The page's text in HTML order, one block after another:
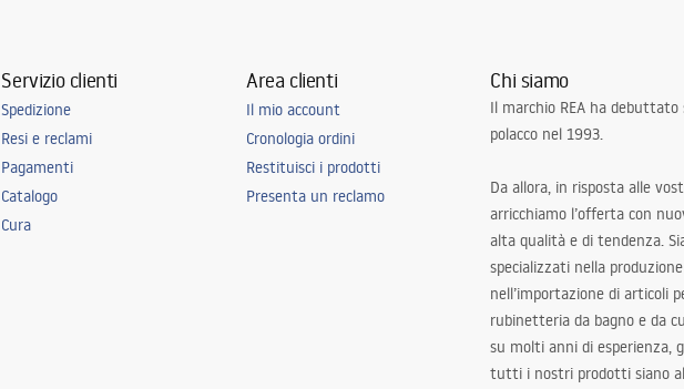
Servizio clienti
Spedizione
Resi e reclami
Pagamenti
Catalogo
Cura
Area clienti
Il mio account
Cronologia ordini
Restituisci i prodotti
Presenta un reclamo
Chi siamo
Il marchio REA ha
polacco nel 1993.
Da allora, in risposta alle
arricchiamo l’offerta con
alta qualità e di tendenza.
specializzati nella
nell’importazione di articoli
rubinetteria da bagno e da
su molti anni di esperienza,
tutti i nostri prodotti siano